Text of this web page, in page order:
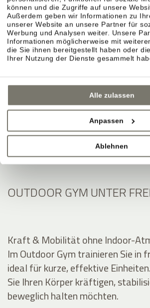
können und die Zugriffe auf unsere
Außerdem geben wir Informationen zu
unserer Website an unsere Partner für
Werbung und Analysen weiter. Unsere
Informationen möglicherweise mit
die Sie ihnen bereitgestellt haben oder
Ihrer Nutzung der Dienste gesammelt
Alle zulassen
Anpassen
Ablehnen
OUTDOOR GYM UNTER
Kraft & Mobilität ohne Indoor-
Im Outdoor Gym trainieren Sie in
ideal für kurze, effektive
Sie Ihren Körper kräftigen,
beweglich halten möchten.